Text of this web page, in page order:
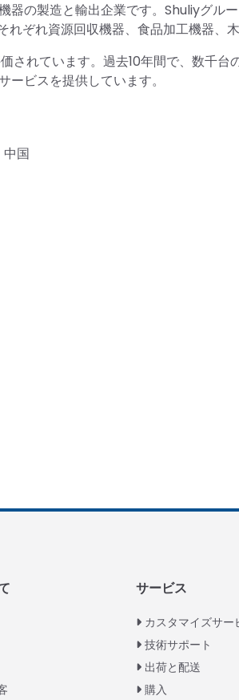
器の製造と輸出企業です。Shuliyグル
ぞれ資源回収機器、食品加工機器、
されています。過去10年間で、数千台
ビスを提供しています。
国
サービス
カスタマイズサー
技術サポート
出荷と配送
購入